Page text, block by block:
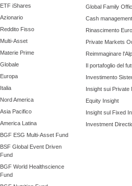
a
di
ETF iShares
Azionario
Reddito Fisso
Multi-Asset
Materie Prime
Globale
Europa
Italia
Nord America
Asia Pacifico
America Latina
BGF ESG Multi-Asset Fund
BSF Global Event Driven
Fund
BGF World Healthscience
Fund
Global Family
Cash management
Rinascimento
Private Markets
Reimmaginare
Il portafoglio del
Investimento
Insight sui Private
Equity Insight
Insight sul Fixed
Investment